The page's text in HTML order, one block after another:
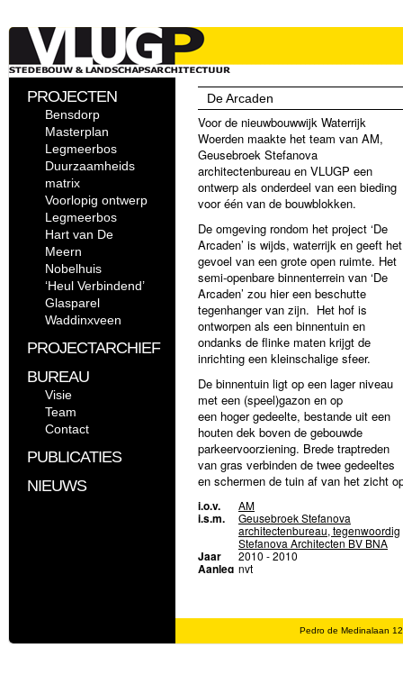
PROJECTEN
Bensdorp
Masterplan
Legmeerbos
Duurzaamheids
matrix
Voorlopig ontwerp
Legmeerbos
Hart van De
Meern
Nobelhuis
‘Heul Verbindend’
Glasparel
Waddinxveen
PROJECTARCHIEF
BUREAU
Visie
Team
Contact
PUBLICATIES
NIEUWS
De Arcaden
Voor de nieuwbouwwijk Waterrijk
Woerden maakte het team van AM,
Geusebroek Stefanova
architectenbureau en VLUGP een
ontwerp als onderdeel van een bieding
voor één van de bouwblokken.
De omgeving rondom het project ‘De
Arcaden’ is wijds, waterrijk en geeft het
gevoel van een grote open ruimte. Het
semi-openbare binnenterrein van ‘De
Arcaden’ zou hier een beschutte
tegenhanger van zijn. Het hof is
ontworpen als een binnentuin en
ondanks de flinke maten krijgt de
inrichting een kleinschalige sfeer.
De binnentuin ligt op een lager niveau
met een (speel)gazon en op
een hoger gedeelte, bestande uit een
houten dek boven de gebouwde
parkeervoorziening. Brede traptreden
van gras verbinden de twee gedeeltes
en schermen de tuin af van het zicht
gedeeltes de hagen terug te laten
komen, ontstaat een eenheid tussen
boven en beneden. De hagen verdelen
de tuin in ‘kamers’ en in overleg met de
toekomstige bewoners kunnen deze
private terrassen aan. De bewoners
kunnen het groene decor van de
i.o.v. AM
i.s.m.
Geusebroek Stefanova
architectenbureau, tegenwoordig
Stefanova Architecten BV BNA
Jaar 2010 - 2010
Aanleg nvt
Pedro de Medinalaan